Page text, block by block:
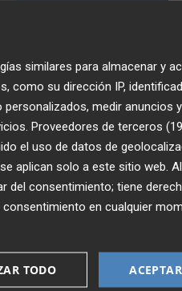
similares para almacenar y
como su dirección IP,
medir anuncios
Proveedores de terceros
el uso de datos de
aplican solo a este sitio web.
del consentimiento; tiene
consentimiento en cualquier
TODO